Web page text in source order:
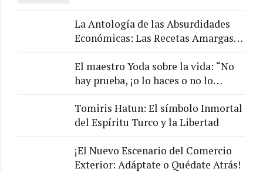
La Antología de las Absurdidades
Económicas: Las Recetas Amargas
El maestro Yoda sobre la vida: “No
hay prueba, ¡o lo haces o no lo
Tomiris Hatun: El símbolo Inmortal
del Espíritu Turco y la Libertad
¡El Nuevo Escenario del Comercio
Exterior: Adáptate o Quédate Atrás!